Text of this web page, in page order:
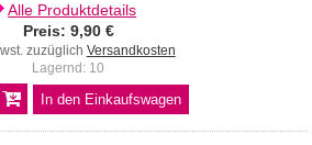
Alle Produktdetails
Preis: 9,90 €
zuzüglich Versandkosten
Lagernd: 10